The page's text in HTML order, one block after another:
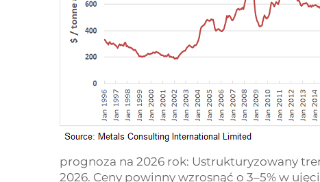
prognoza na 2026 rok: Ustrukturyzowany
2026. Ceny powinny wzrosnąć o 3–5% w